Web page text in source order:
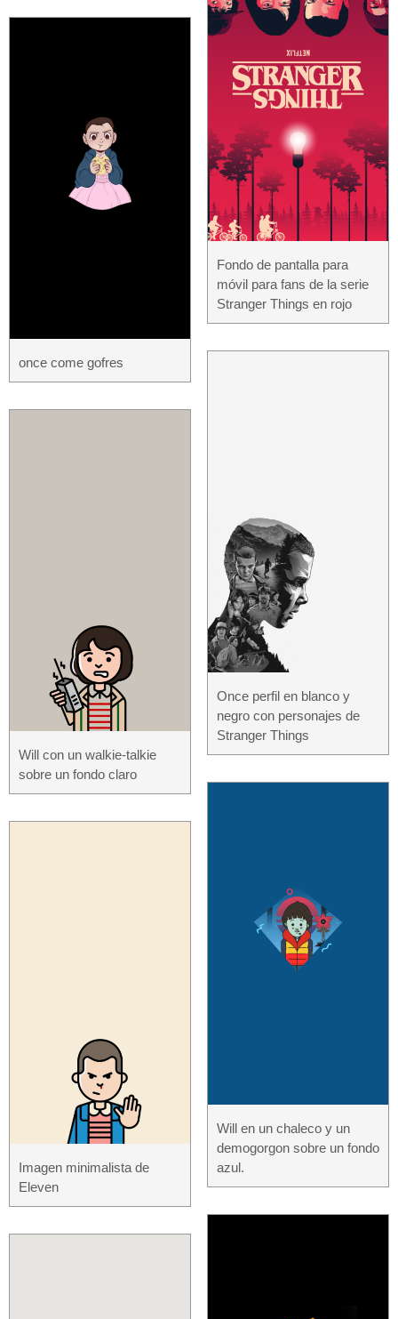
once come gofres
Will con un walkie-talkie
sobre un fondo claro
Imagen minimalista de
Eleven
Fondo de pantalla para
móvil para fans de la serie
Stranger Things en rojo
Once perfil en blanco y
negro con personajes de
Stranger Things
Will en un chaleco y un
demogorgon sobre un fondo
azul.